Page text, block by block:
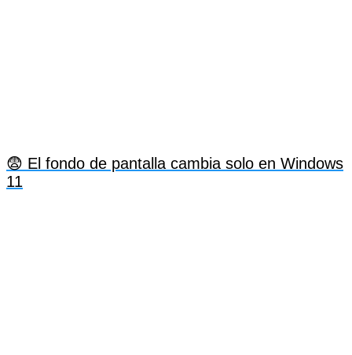
😨 El fondo de pantalla cambia solo en Windows
11